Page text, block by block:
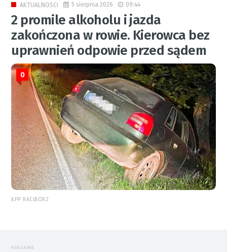
AKTUALNOŚCI 5 sierpnia 2026 09:44
2 promile alkoholu i jazda
zakończona w rowie. Kierowca bez
uprawnień odpowie przed sądem
0
KPP RACIBÓRZ
REKLAMA